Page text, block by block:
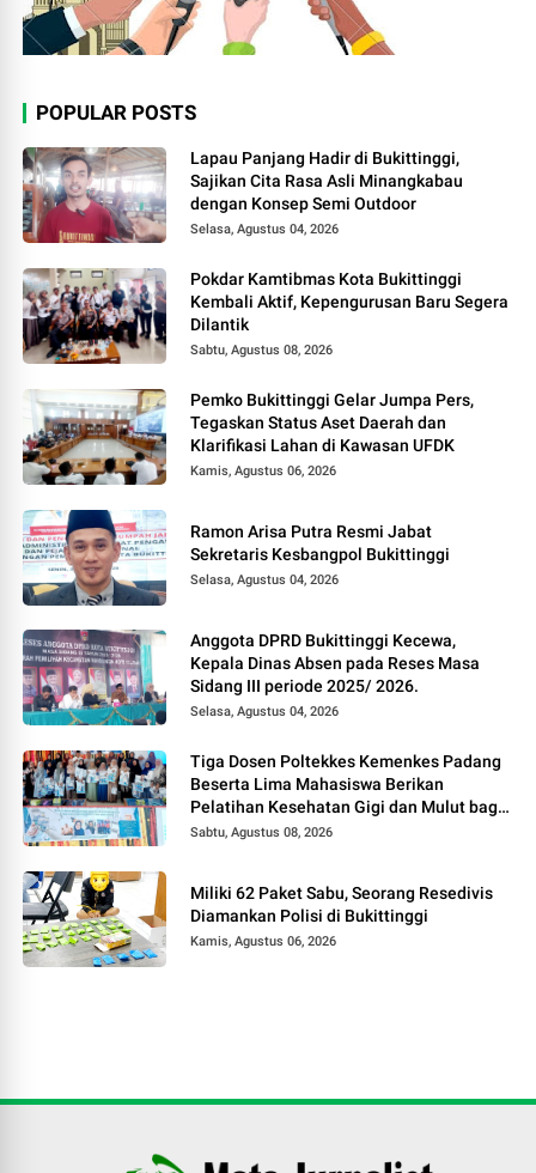
POPULAR POSTS
Lapau Panjang Hadir di Bukittinggi,
Sajikan Cita Rasa Asli Minangkabau
dengan Konsep Semi Outdoor
Selasa, Agustus 04, 2026
Pokdar Kamtibmas Kota Bukittinggi
Kembali Aktif, Kepengurusan Baru Segera
Dilantik
Sabtu, Agustus 08, 2026
Pemko Bukittinggi Gelar Jumpa Pers,
Tegaskan Status Aset Daerah dan
Klarifikasi Lahan di Kawasan UFDK
Kamis, Agustus 06, 2026
Ramon Arisa Putra Resmi Jabat
Sekretaris Kesbangpol Bukittinggi
Selasa, Agustus 04, 2026
Anggota DPRD Bukittinggi Kecewa,
Kepala Dinas Absen pada Reses Masa
Sidang III periode 2025/ 2026.
Selasa, Agustus 04, 2026
Tiga Dosen Poltekkes Kemenkes Padang
Beserta Lima Mahasiswa Berikan
Pelatihan Kesehatan Gigi dan Mulut bagi
Kader Posyandu di Kubang Putiah
Sabtu, Agustus 08, 2026
Miliki 62 Paket Sabu, Seorang Resedivis
Diamankan Polisi di Bukittinggi
Kamis, Agustus 06, 2026